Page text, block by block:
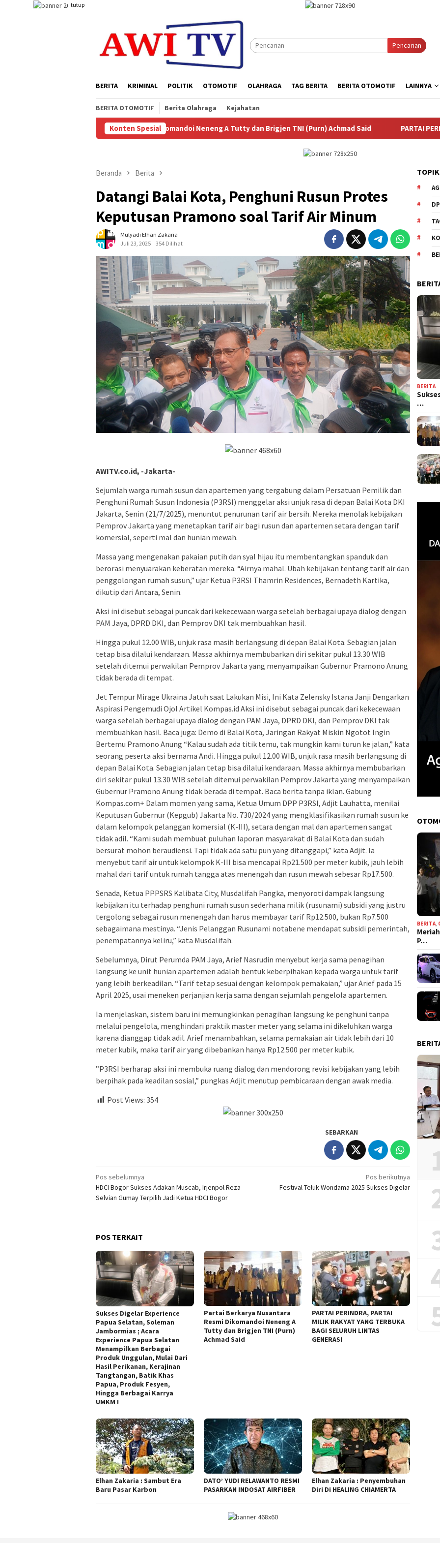
tutup
Pencarian
BERITA KRIMINAL POLITIK OTOMOTIF OLAHRAGA TAG BERITA BERITA OTOMOTIF LAINNYA
BERITA OTOMOTIF Berita Olahraga Kejahatan
Konten Spesial
Nusantara Resmi Dikomandoi Neneng A Tutty dan Brigjen TNI (Purn) Achmad Said PARTAI PERINDRA, PARTAI
Beranda Berita
Datangi Balai Kota, Penghuni Rusun Protes
Keputusan Pramono soal Tarif Air Minum
Mulyadi Elhan Zakaria
Juli 23, 2025
354 Dilihat
AWITV.co.id, -Jakarta-
Sejumlah warga rumah susun dan apartemen yang tergabung dalam Persatuan Pemilik dan
Penghuni Rumah Susun Indonesia (P3RSI) menggelar aksi unjuk rasa di depan Balai Kota DKI
Jakarta, Senin (21/7/2025), menuntut penurunan tarif air bersih. Mereka menolak kebijakan
Pemprov Jakarta yang menetapkan tarif air bagi rusun dan apartemen setara dengan tarif
komersial, seperti mal dan hunian mewah.
Massa yang mengenakan pakaian putih dan syal hijau itu membentangkan spanduk dan
berorasi menyuarakan keberatan mereka. “Airnya mahal. Ubah kebijakan tentang tarif air dan
penggolongan rumah susun,” ujar Ketua P3RSI Thamrin Residences, Bernadeth Kartika,
dikutip dari Antara, Senin.
Aksi ini disebut sebagai puncak dari kekecewaan warga setelah berbagai upaya dialog dengan
PAM Jaya, DPRD DKI, dan Pemprov DKI tak membuahkan hasil.
Hingga pukul 12.00 WIB, unjuk rasa masih berlangsung di depan Balai Kota. Sebagian jalan
tetap bisa dilalui kendaraan. Massa akhirnya membubarkan diri sekitar pukul 13.30 WIB
setelah ditemui perwakilan Pemprov Jakarta yang menyampaikan Gubernur Pramono Anung
tidak berada di tempat.
Jet Tempur Mirage Ukraina Jatuh saat Lakukan Misi, Ini Kata Zelensky Istana Janji Dengarkan
Aspirasi Pengemudi Ojol Artikel Kompas.id Aksi ini disebut sebagai puncak dari kekecewaan
warga setelah berbagai upaya dialog dengan PAM Jaya, DPRD DKI, dan Pemprov DKI tak
membuahkan hasil. Baca juga: Demo di Balai Kota, Jaringan Rakyat Miskin Ngotot Ingin
Bertemu Pramono Anung “Kalau sudah ada titik temu, tak mungkin kami turun ke jalan,” kata
seorang peserta aksi bernama Andi. Hingga pukul 12.00 WIB, unjuk rasa masih berlangsung di
depan Balai Kota. Sebagian jalan tetap bisa dilalui kendaraan. Massa akhirnya membubarkan
diri sekitar pukul 13.30 WIB setelah ditemui perwakilan Pemprov Jakarta yang menyampaikan
Gubernur Pramono Anung tidak berada di tempat. Baca berita tanpa iklan. Gabung
Kompas.com+ Dalam momen yang sama, Ketua Umum DPP P3RSI, Adjit Lauhatta, menilai
Keputusan Gubernur (Kepgub) Jakarta No. 730/2024 yang mengklasifikasikan rumah susun ke
dalam kelompok pelanggan komersial (K-III), setara dengan mal dan apartemen sangat
tidak adil. “Kami sudah membuat puluhan laporan masyarakat di Balai Kota dan sudah
bersurat mohon beraudiensi. Tapi tidak ada satu pun yang ditanggapi,” kata Adjit. Ia
menyebut tarif air untuk kelompok K-III bisa mencapai Rp21.500 per meter kubik, jauh lebih
mahal dari tarif untuk rumah tangga atas menengah dan rusun mewah sebesar Rp17.500.
Senada, Ketua PPPSRS Kalibata City, Musdalifah Pangka, menyoroti dampak langsung
kebijakan itu terhadap penghuni rumah susun sederhana milik (rusunami) subsidi yang justru
tergolong sebagai rusun menengah dan harus membayar tarif Rp12.500, bukan Rp7.500
sebagaimana mestinya. “Jenis Pelanggan Rusunami notabene mendapat subsidi pemerintah,
penempatannya keliru,” kata Musdalifah.
Sebelumnya, Dirut Perumda PAM Jaya, Arief Nasrudin menyebut kerja sama penagihan
langsung ke unit hunian apartemen adalah bentuk keberpihakan kepada warga untuk tarif
yang lebih berkeadilan. “Tarif tetap sesuai dengan kelompok pemakaian,” ujar Arief pada 15
April 2025, usai meneken perjanjian kerja sama dengan sejumlah pengelola apartemen.
Ia menjelaskan, sistem baru ini memungkinkan penagihan langsung ke penghuni tanpa
melalui pengelola, menghindari praktik master meter yang selama ini dikeluhkan warga
karena dianggap tidak adil. Arief menambahkan, selama pemakaian air tidak lebih dari 10
meter kubik, maka tarif air yang dibebankan hanya Rp12.500 per meter kubik.
”P3RSI berharap aksi ini membuka ruang dialog dan mendorong revisi kebijakan yang lebih
berpihak pada keadilan sosial,” pungkas Adjit menutup pembicaraan dengan awak media.
Post Views: 354
SEBARKAN
Navigasi
pos
Pos sebelumnya
HDCI Bogor Sukses Adakan Muscab, Irjenpol Reza
Selvian Gumay Terpilih Jadi Ketua HDCI Bogor
Pos berikutnya
Festival Teluk Wondama 2025 Sukses Digelar
POS TERKAIT
Sukses Digelar Experience
Papua Selatan, Soleman
Jambormias ; Acara
Experience Papua Selatan
Menampilkan Berbagai
Produk Unggulan, Mulai Dari
Hasil Perikanan, Kerajinan
Tangtangan, Batik Khas
Papua, Produk Fesyen,
Hingga Berbagai Karrya
UMKM !
Partai Berkarya Nusantara
Resmi Dikomandoi Neneng A
Tutty dan Brigjen TNI (Purn)
Achmad Said
PARTAI PERINDRA, PARTAI
MILIK RAKYAT YANG TERBUKA
BAGI SELURUH LINTAS
GENERASI
Elhan Zakaria : Sambut Era
Baru Pasar Karbon
DATO’ YUDI RELAWANTO RESMI
PASARKAN INDOSAT AIRFIBER
Elhan Zakaria : Penyembuhan
Diri Di HEALING CHIAMERTA
BERITA
…
BERITA,
P…